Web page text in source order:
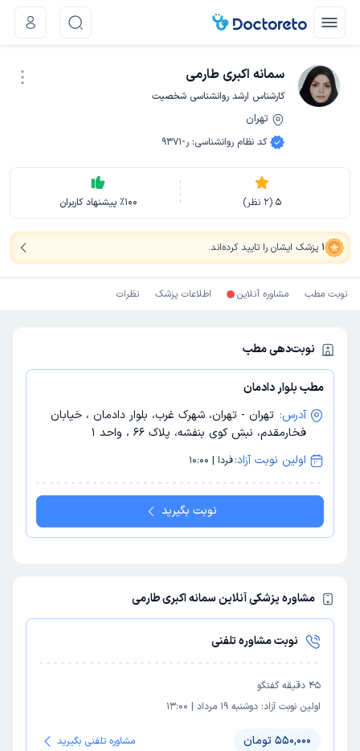
سمانه اکبری طارمی
کارشناس ارشد روانشناسی شخصیت
تهران
کد نظام روانشناسی: ر-9371
5
(
2 نظر) ٪100 پیشنهاد کاربران
1 پزشک ایشان را تایید کرده‌اند.
نوبت مطب مشاوره آنلاین اطلاعات پزشک نظرات
نوبت‌دهی مطب
مطب بلوار دادمان
آدرس: تهران - تهران، شهرک غرب، بلوار دادمان ، خیابان
فخارمقدم، نبش کوی بنفشه، پلاک 66 ، واحد 1
اولین نوبت آزاد:فردا | 10:00
نوبت بگیرید
مشاوره پزشکی آنلاین سمانه اکبری طارمی
نوبت مشاوره تلفنی
45 دقیقه گفتگو
اولین نوبت آزاد: دوشنبه 19 مرداد |
13:00
550,000 تومان مشاوره تلفنی بگیرید